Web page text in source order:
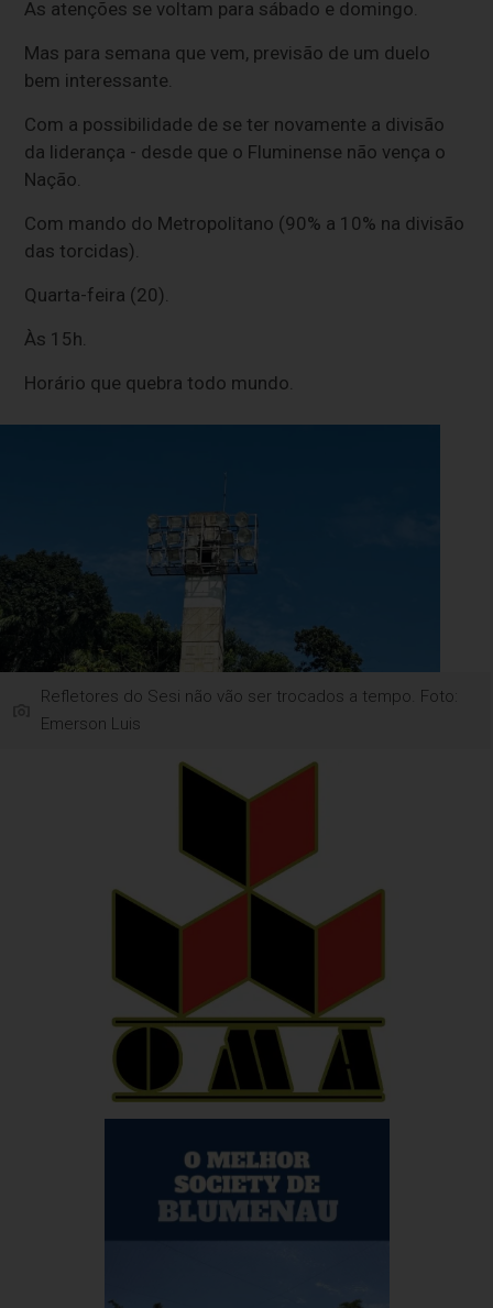
As atenções se voltam para sábado e domingo.
Mas para semana que vem, previsão de um duelo
bem interessante.
Com a possibilidade de se ter novamente a divisão
da liderança - desde que o Fluminense não vença o
Nação.
Com mando do Metropolitano (90% a 10% na divisão
das torcidas).
Quarta-feira (20).
Às 15h.
Horário que quebra todo mundo.
Refletores do Sesi não vão ser trocados a tempo. Foto:
Emerson Luis